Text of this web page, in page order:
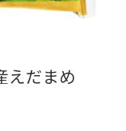
えだまめ